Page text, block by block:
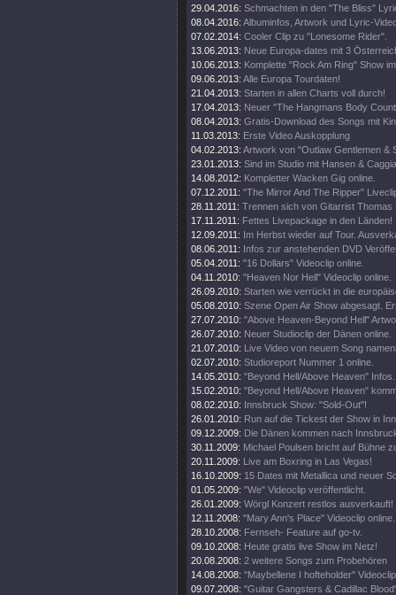
29.04.2016: Schmachten in den "The Bliss"
08.04.2016: Albuminfos, Artwork und Lyric-
07.02.2014: Cooler Clip zu "Lonesome Rider".
13.06.2013: Neue Europa-dates mit 3
10.06.2013: Komplette "Rock Am Ring" Show
09.06.2013: Alle Europa Tourdaten!
21.04.2013: Starten in allen Charts voll durch!
17.04.2013: Neuer "The Hangmans Body
08.04.2013: Gratis-Download des Songs mit
11.03.2013: Erste Video Auskopplung
04.02.2013: Artwork von "Outlaw Gentlemen &
23.01.2013: Sind im Studio mit Hansen &
14.08.2012: Kompletter Wacken Gig online.
07.12.2011: "The Mirror And The Ripper"
28.11.2011: Trennen sich von Gitarrist Thomas
17.11.2011: Fettes Livepackage in den Länden!
12.09.2011: Im Herbst wieder auf Tour.
08.06.2011: Infos zur anstehenden DVD
05.04.2011: "16 Dollars" Videoclip online.
04.11.2010: "Heaven Nor Hell" Videoclip online.
26.09.2010: Starten wie verrückt in die
05.08.2010: Szene Open Air Show abgesagt.
27.07.2010: "Above Heaven-Beyond Hell"
26.07.2010: Neuer Studioclip der Dänen online.
21.07.2010: Live Video von neuem Song
02.07.2010: Studioreport Nummer 1 online.
14.05.2010: "Beyond Hell/Above Heaven"
15.02.2010: "Beyond Hell/Above Heaven"
08.02.2010: Innsbruck Show: "Sold-Out"!
26.01.2010: Run auf die Tickest der Show in
09.12.2009: Die Dänen kommen nach
30.11.2009: Michael Poulsen bricht auf Bühne
20.11.2009: Live am Boxring in Las Vegas!
16.10.2009: 15 Dates mit Metallica und neuer
01.05.2009: "We" Videoclip veröffentlicht.
26.01.2009: Wörgl Konzert restlos ausverkauft!
12.11.2008: "Mary Ann's Place" Videoclip online.
28.10.2008: Fernseh- Feature auf go-tv.
09.10.2008: Heute gratis live Show im Netz!
20.08.2008: 2 weitere Songs zum Probehören
14.08.2008: "Maybellene I hofteholder"
09.07.2008: "Guitar Gangsters & Cadillac